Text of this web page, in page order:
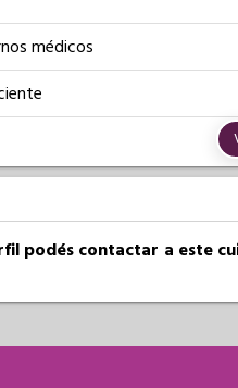
médicos
podés contactar a este